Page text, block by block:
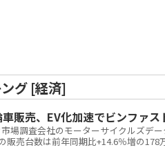
グ [経済]
販売、EV化加速でビンファス
場調査会社のモーターサイクルズデ
販売台数は前年同期比+14.6％増の